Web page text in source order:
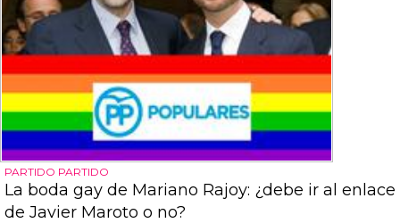
PARTIDO PARTIDO
La boda gay de Mariano Rajoy: ¿debe ir al enlace
de Javier Maroto o no?